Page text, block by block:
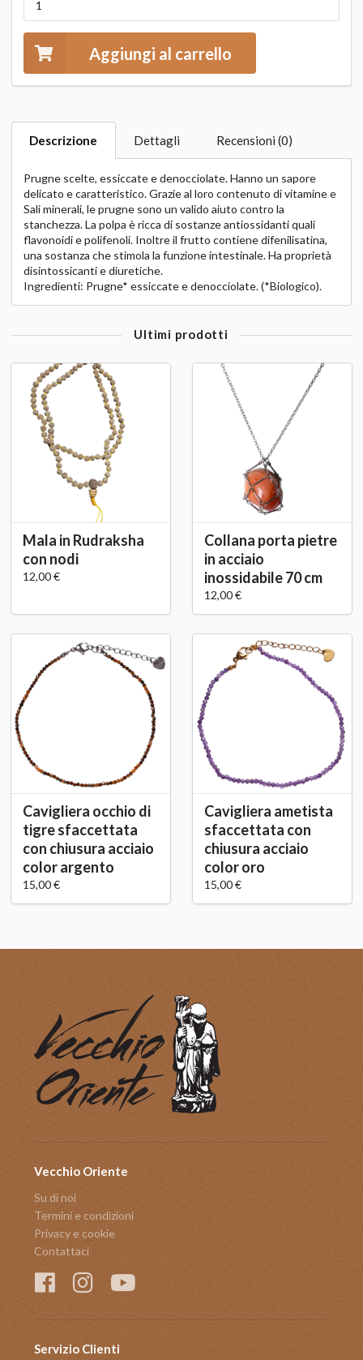
Aggiungi al carrello
Descrizione Dettagli Recensioni (0)
Prugne scelte, essiccate e denocciolate. Hanno un sapore
delicato e caratteristico. Grazie al loro contenuto di vitamine e
Sali minerali, le prugne sono un valido aiuto contro la
stanchezza. La polpa è ricca di sostanze antiossidanti quali
flavonoidi e polifenoli. Inoltre il frutto contiene difenilisatina,
una sostanza che stimola la funzione intestinale. Ha proprietà
disintossicanti e diuretiche.
Ingredienti: Prugne* essiccate e denocciolate. (*Biologico).
Ultimi prodotti
Mala in Rudraksha
con nodi
12,00 €
Collana porta pietre
in acciaio
inossidabile 70 cm
12,00 €
Cavigliera occhio di
tigre sfaccettata
con chiusura acciaio
color argento
15,00 €
Cavigliera ametista
sfaccettata con
chiusura acciaio
color oro
15,00 €
Vecchio Oriente
Su di noi
Termini e condizioni
Privacy e cookie
Contattaci
Servizio Clienti